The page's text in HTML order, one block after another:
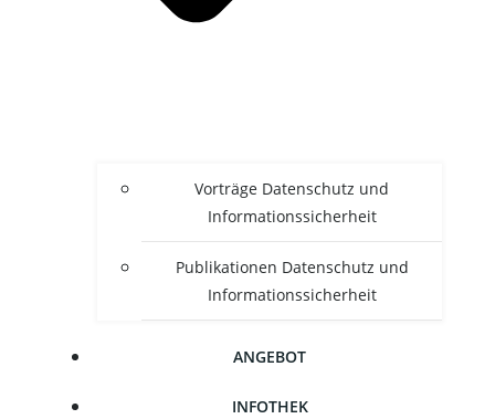
Vor­trä­ge Daten­schutz und
Informationssicherheit
Publi­ka­tio­nen Daten­schutz und
Informationssicherheit
ANGE­BOT
INFO­THEK